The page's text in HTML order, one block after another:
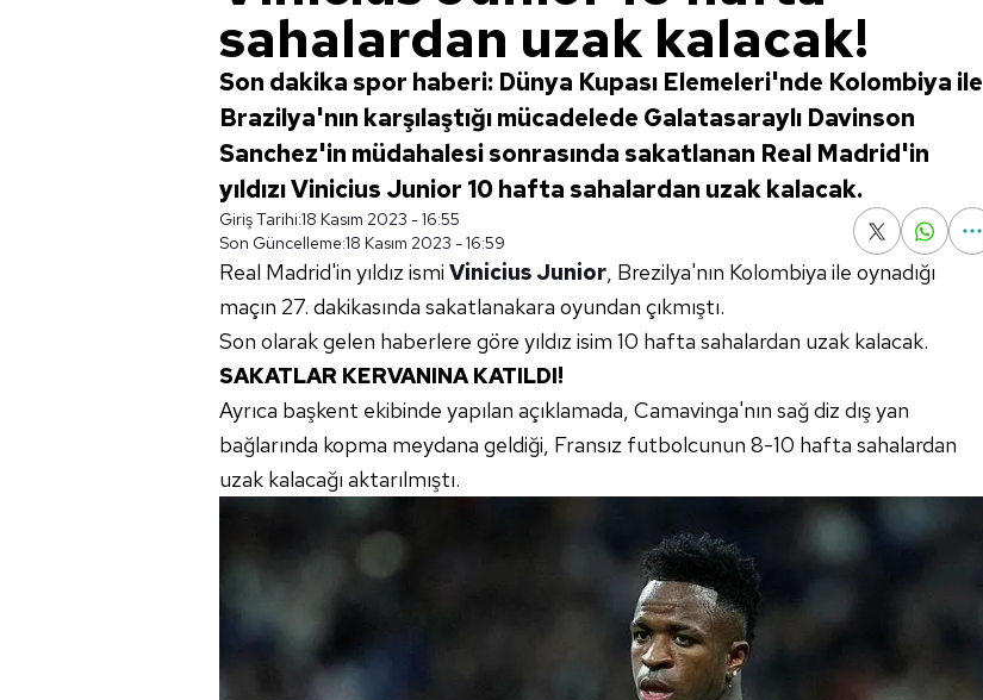
sahalardan uzak kalacak!
Son dakika spor haberi: Dünya Kupası Elemeleri'nde Kolombiya ile
Brazilya'nın karşılaştığı mücadelede Galatasaraylı Davinson
Sanchez'in müdahalesi sonrasında sakatlanan Real Madrid'in
yıldızı Vinicius Junior 10 hafta sahalardan uzak kalacak.
Giriş Tarihi:18 Kasım 2023 - 16:55
Son Güncelleme:18 Kasım 2023 - 16:59
Real Madrid'in yıldız ismi Vinicius Junior, Brezilya'nın Kolombiya ile oynadığı
maçın 27. dakikasında sakatlanakara oyundan çıkmıştı.
Son olarak gelen haberlere göre yıldız isim 10 hafta sahalardan uzak kalacak.
SAKATLAR KERVANINA KATILDI!
Ayrıca başkent ekibinde yapılan açıklamada, Camavinga'nın sağ diz dış yan
bağlarında kopma meydana geldiği, Fransız futbolcunun 8-10 hafta sahalardan
uzak kalacağı aktarılmıştı.